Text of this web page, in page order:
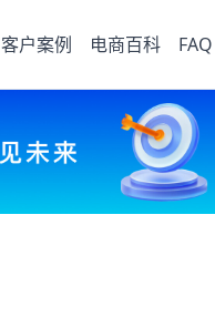
客户案例 电商百科 FAQ